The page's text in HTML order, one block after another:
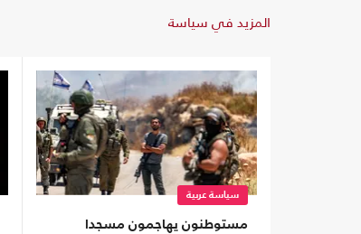
المزيد في سياسة
سياسة عربية
مستوطنون يهاجمون مسجدا